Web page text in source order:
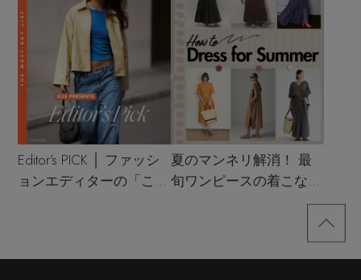
Editor’s PICK │ ファッシ
ョンエディターの「これ
夏のマンネリ解消！ 最
旬ワンピースの着こなし